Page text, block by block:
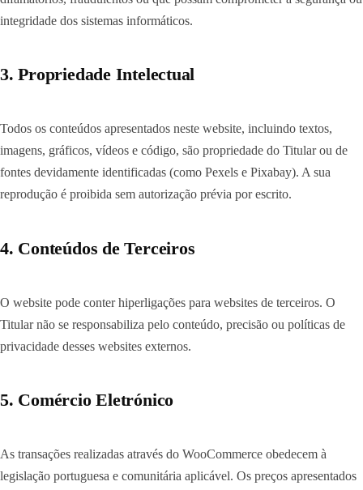
integridade dos sistemas informáticos.
3. Propriedade Intelectual
Todos os conteúdos apresentados neste website, incluindo textos,
imagens, gráficos, vídeos e código, são propriedade do Titular ou de
fontes devidamente identificadas (como Pexels e Pixabay). A sua
reprodução é proibida sem autorização prévia por escrito.
4. Conteúdos de Terceiros
O website pode conter hiperligações para websites de terceiros. O
Titular não se responsabiliza pelo conteúdo, precisão ou políticas de
privacidade desses websites externos.
5. Comércio Eletrónico
As transações realizadas através do WooCommerce obedecem à
legislação portuguesa e comunitária aplicável. Os preços apresentados